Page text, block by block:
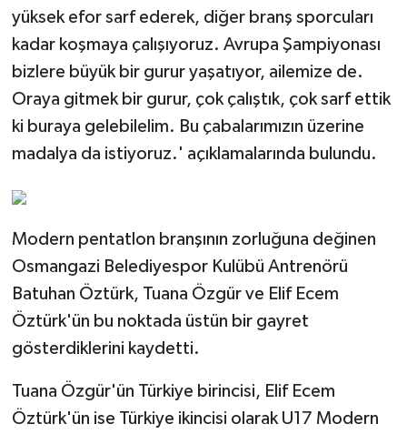
yüksek efor sarf ederek, diğer branş sporcuları
kadar koşmaya çalışıyoruz. Avrupa Şampiyonası
bizlere büyük bir gurur yaşatıyor, ailemize de.
Oraya gitmek bir gurur, çok çalıştık, çok sarf ettik
ki buraya gelebilelim. Bu çabalarımızın üzerine
madalya da istiyoruz.' açıklamalarında bulundu.
Modern pentatlon branşının zorluğuna değinen
Osmangazi Belediyespor Kulübü Antrenörü
Batuhan Öztürk, Tuana Özgür ve Elif Ecem
Öztürk'ün bu noktada üstün bir gayret
gösterdiklerini kaydetti.
Tuana Özgür'ün Türkiye birincisi, Elif Ecem
Öztürk'ün ise Türkiye ikincisi olarak U17 Modern